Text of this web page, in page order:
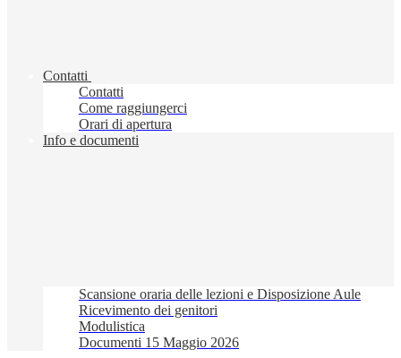
Contatti
Contatti
Come raggiungerci
Orari di apertura
Info e documenti
Scansione oraria delle lezioni e Disposizione Aule
Ricevimento dei genitori
Modulistica
Documenti 15 Maggio 2026